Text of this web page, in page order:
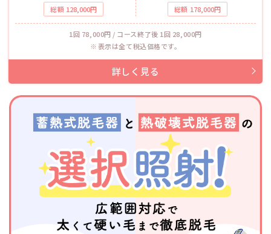
総額 128,000円
総額 178,000円
1回 78,000円 / コース終了後 1回 28,000円
表示は全て税込価格です。